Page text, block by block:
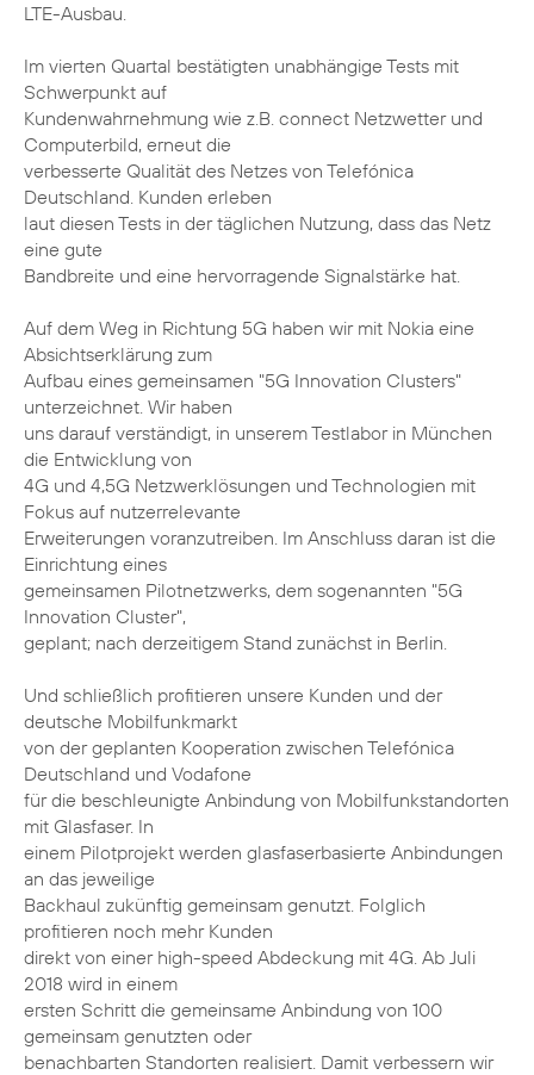
LTE-Ausbau.
Im vierten Quartal bestätigten unabhängige Tests mit
Schwerpunkt auf
Kundenwahrnehmung wie z.B. connect Netzwetter und
Computerbild, erneut die
verbesserte Qualität des Netzes von Telefónica
Deutschland. Kunden erleben
laut diesen Tests in der täglichen Nutzung, dass das Netz
eine gute
Bandbreite und eine hervorragende Signalstärke hat.
Auf dem Weg in Richtung 5G haben wir mit Nokia eine
Absichtserklärung zum
Aufbau eines gemeinsamen "5G Innovation Clusters"
unterzeichnet. Wir haben
uns darauf verständigt, in unserem Testlabor in München
die Entwicklung von
4G und 4,5G Netzwerklösungen und Technologien mit
Fokus auf nutzerrelevante
Erweiterungen voranzutreiben. Im Anschluss daran ist die
Einrichtung eines
gemeinsamen Pilotnetzwerks, dem sogenannten "5G
Innovation Cluster",
geplant; nach derzeitigem Stand zunächst in Berlin.
Und schließlich profitieren unsere Kunden und der
deutsche Mobilfunkmarkt
von der geplanten Kooperation zwischen Telefónica
Deutschland und Vodafone
für die beschleunigte Anbindung von Mobilfunkstandorten
mit Glasfaser. In
einem Pilotprojekt werden glasfaserbasierte Anbindungen
an das jeweilige
Backhaul zukünftig gemeinsam genutzt. Folglich
profitieren noch mehr Kunden
direkt von einer high-speed Abdeckung mit 4G. Ab Juli
2018 wird in einem
ersten Schritt die gemeinsame Anbindung von 100
gemeinsam genutzten oder
benachbarten Standorten realisiert. Damit verbessern wir